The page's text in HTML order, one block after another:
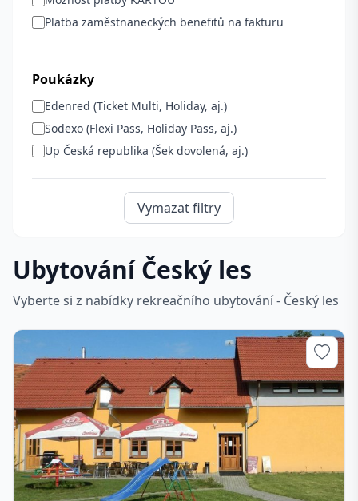
Platba zaměstnaneckých benefitů na fakturu
Poukázky
Edenred (Ticket Multi, Holiday, aj.)
Sodexo (Flexi Pass, Holiday Pass, aj.)
Up Česká republika (Šek dovolená, aj.)
Vymazat filtry
Ubytování Český les
Vyberte si z nabídky rekreačního ubytování - Český les